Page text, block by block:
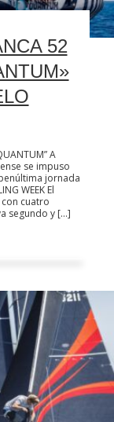
52
A
se impuso
jornada
WEEK El
cuatro
segundo y […]